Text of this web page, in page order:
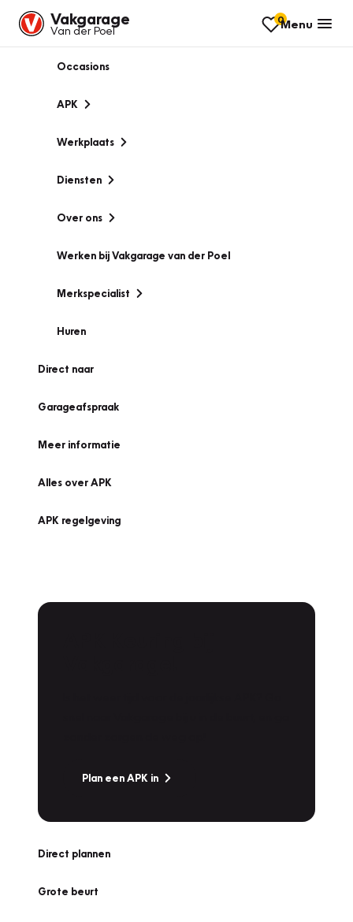
Vakgarage
Van der Poel
0Menu
Occasions
APK
Werkplaats
Diensten
Over ons
Werken bij Vakgarage van der Poel
Merkspecialist
Huren
Direct naar
Garageafspraak
Meer informatie
Alles over APK
APK regelgeving
Plan een APK in
Direct plannen
Grote beurt